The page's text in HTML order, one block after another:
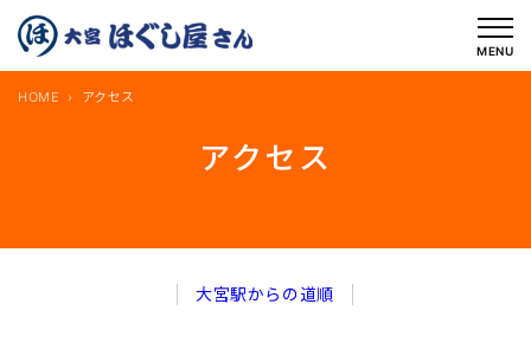
を
MENU
アクセス
HOME アクセス
大宮駅からの道順